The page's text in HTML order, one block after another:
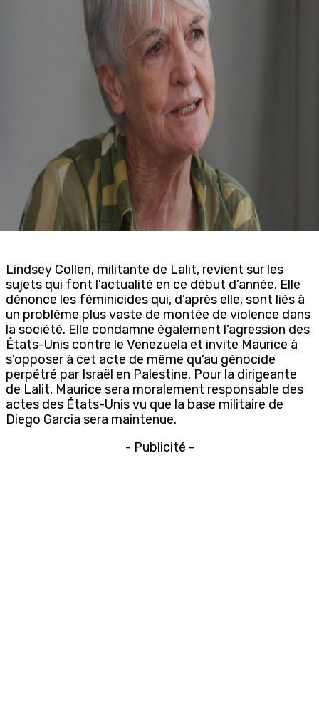
Lindsey Collen, militante de Lalit, revient sur les
sujets qui font l’actualité en ce début d’année. Elle
dénonce les féminicides qui, d’après elle, sont liés à
un problème plus vaste de montée de violence dans
la société. Elle condamne également l’agression des
États-Unis contre le Venezuela et invite Maurice à
s’opposer à cet acte de même qu’au génocide
perpétré par Israël en Palestine. Pour la dirigeante
de Lalit, Maurice sera moralement responsable des
actes des États-Unis vu que la base militaire de
Diego Garcia sera maintenue.
- Publicité -